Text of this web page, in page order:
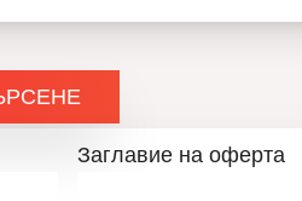
Заглавие на оферта